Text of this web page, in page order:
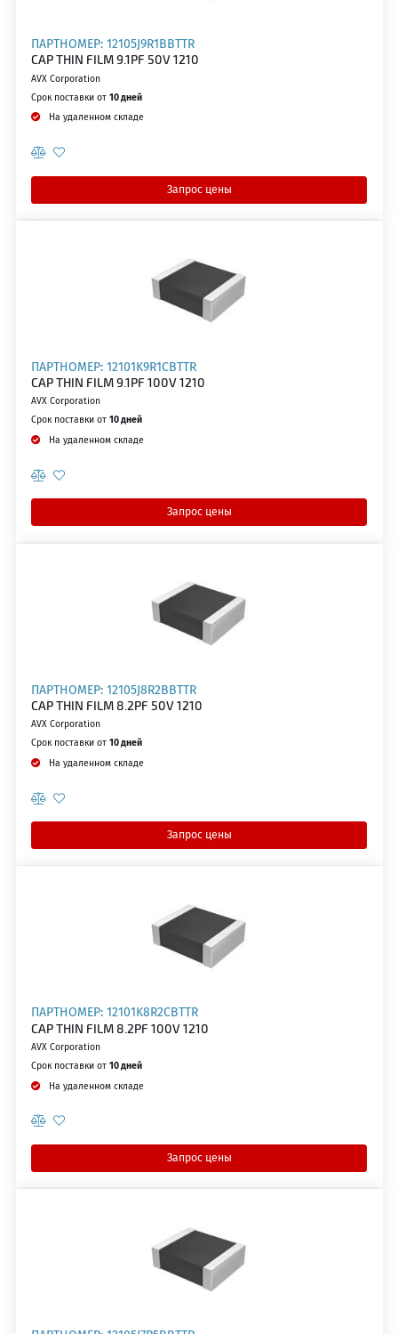
ПАРТНОМЕР: 12105J9R1BBTTR
CAP THIN FILM 9.1PF 50V 1210
AVX Corporation
Срок поставки от 10 дней
На удаленном складе
Запрос цены
ПАРТНОМЕР: 12101K9R1CBTTR
CAP THIN FILM 9.1PF 100V 1210
AVX Corporation
Срок поставки от 10 дней
На удаленном складе
Запрос цены
ПАРТНОМЕР: 12105J8R2BBTTR
CAP THIN FILM 8.2PF 50V 1210
AVX Corporation
Срок поставки от 10 дней
На удаленном складе
Запрос цены
ПАРТНОМЕР: 12101K8R2CBTTR
CAP THIN FILM 8.2PF 100V 1210
AVX Corporation
Срок поставки от 10 дней
На удаленном складе
Запрос цены